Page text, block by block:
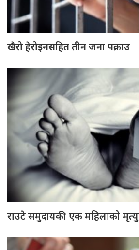
खैरो हेरोइनसहित तीन जना पक्राउ
राउटे समुदायकी एक महिलाको मृत्यु